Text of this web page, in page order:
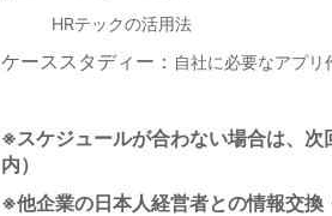
HRテックの活用法
ケーススタディー： 自社に必要なアプリ
※スケジュールが合わない場合は、
内）
※他企業の日本人経営者との情報交換